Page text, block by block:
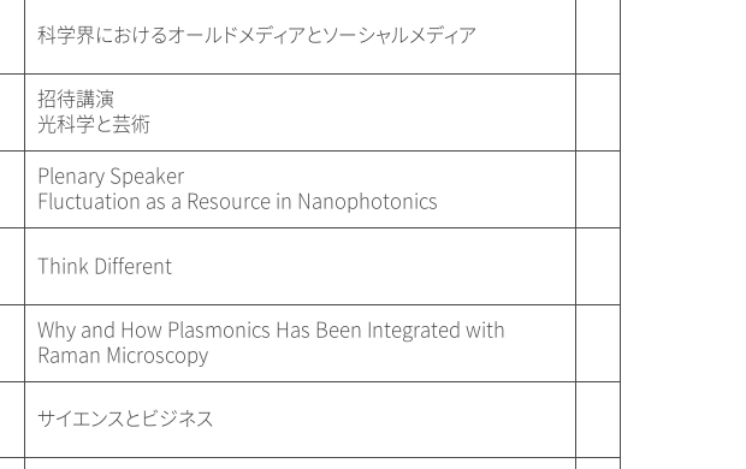
科学界におけるオールドメディアとソーシャルメディア
招待講演
光科学と芸術
Plenary Speaker
Fluctuation as a Resource in Nanophotonics
Think Different
Why and How Plasmonics Has Been Integrated with
Raman Microscopy
サイエンスとビジネス